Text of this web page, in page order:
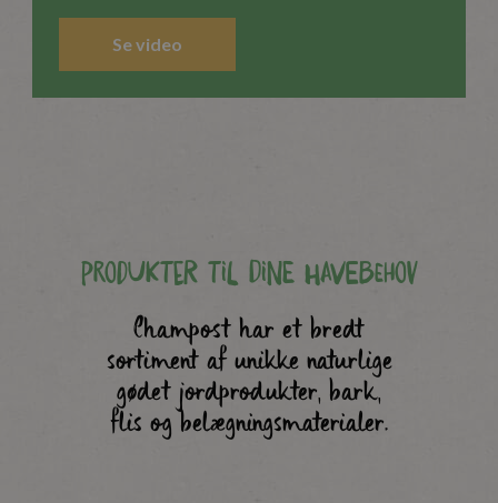
Se video
Produkter til dine havebehov
Champost har et bredt
sortiment af unikke naturlige
gødet jordprodukter, bark,
flis og belægningsmaterialer.